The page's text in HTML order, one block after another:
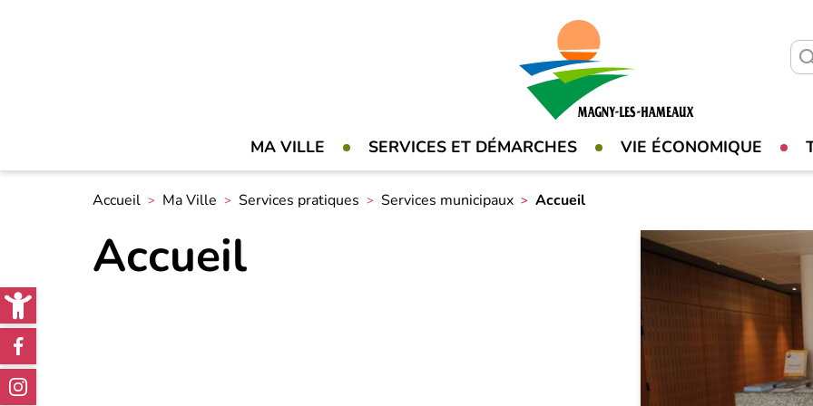
Open toolbar
MA VILLE SERVICES ET DÉMARCHES VIE ÉCONOMIQUE
Réseaux
sociaux
Accueil Ma Ville Services pratiques Services municipaux Accueil
Accueil